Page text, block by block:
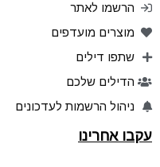
הרשמו לאתר
מוצרים מועדפים
שתפו דילים
הדילים שלכם
ניהול הרשמות לעדכונים
עקבו אחרינו